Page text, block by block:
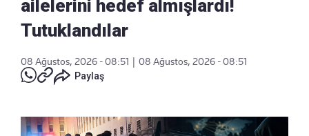
ailelerini hedef almışlardı!
Tutuklandılar
08 Ağustos, 2026 - 08:51
08 Ağustos, 2026 - 08:51
Paylaş